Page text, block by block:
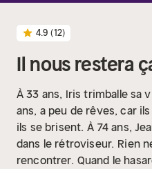
4.9 (12)
Il nous restera
À 33 ans, Iris trimballe sa
ans, a peu de rêves, car
ils se brisent. À 74 ans,
dans le rétroviseur. Rien
rencontrer. Quand le